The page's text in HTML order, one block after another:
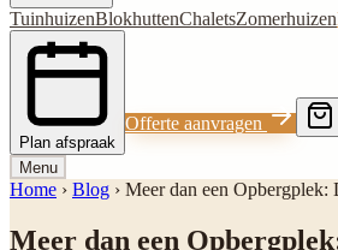
TuinhuizenBlokhuttenChaletsZomerhuizen
Plan afspraak
Offerte aanvragen
Menu
Home › Blog › Meer dan een
Meer dan een